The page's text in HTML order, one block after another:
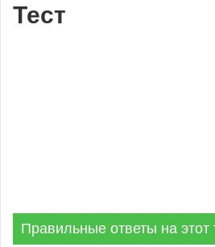
Тест
Правильные ответы на этот